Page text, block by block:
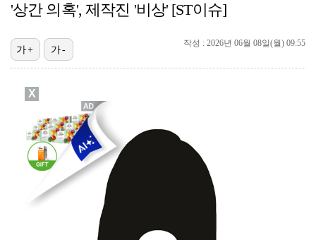
대한축구협회의 '심판 성접대'…최악의 경우 런던 올림픽…
'1라운드 115위' 김민별, 2라운드 7타 줄이며 7…
'상간 의혹', 제작진 '비상' [ST이슈]
작성 : 2026년 06월 08일(월) 09:55
가+ 가-
X